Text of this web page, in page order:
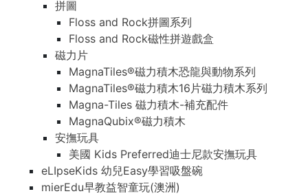
拼圖
Floss and Rock拼圖系列
Floss and Rock磁性拼遊戲盒
磁力片
MagnaTiles®磁力積木恐龍與動物系列
MagnaTiles®磁力積木16片磁力積木系列
Magna-Tiles 磁力積木-補充配件
MagnaQubix®磁力積木
安撫玩具
美國 Kids Preferred迪士尼款安撫玩具
eLIpseKids 幼兒Easy學習吸盤碗
mierEdu早教益智童玩(澳洲)